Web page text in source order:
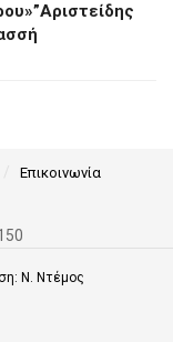
Επικοινωνία
Ν. Ντέμος